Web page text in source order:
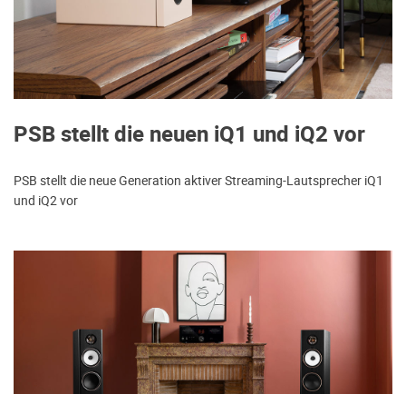
PSB stellt die neuen iQ1 und iQ2 vor
PSB stellt die neue Generation aktiver Streaming-Lautsprecher iQ1
und iQ2 vor